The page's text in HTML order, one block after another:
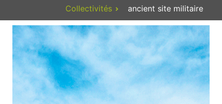
Collectivités
ancient site militaire